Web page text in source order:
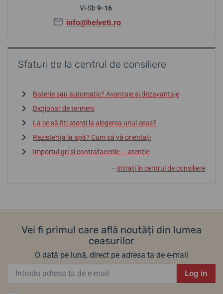
Vi-Sb 9-16
info@helveti.ro
Sfaturi de la centrul de consiliere
Baterie sau automatic? Avantaje și dezavantaje
Dicționar de termeni
La ce să fiți atenți la alegerea unui ceas?
Rezistența la apă? Cum să vă orientați
Importul gri și contrafacerile — atenție
↓ Intrați în centrul de consiliere
Vei fi primul care află noutăți din lumea
ceasurilor
O dată pe lună, direct pe adresa ta de e-mail
Log in